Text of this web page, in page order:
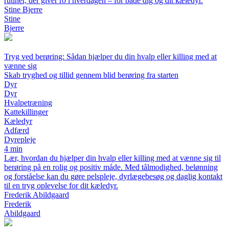
Stine Bjerre
Stine
Bjerre
Tryg ved berøring: Sådan hjælper du din hvalp eller killing med at
vænne sig
Skab tryghed og tillid gennem blid berøring fra starten
Dyr
Dyr
Hvalpetræning
Kattekillinger
Kæledyr
Adfærd
Dyrepleje
4 min
Lær, hvordan du hjælper din hvalp eller killing med at vænne sig til
berøring på en rolig og positiv måde. Med tålmodighed, belønning
og forståelse kan du gøre pelspleje, dyrlægebesøg og daglig kontakt
til en tryg oplevelse for dit kæledyr.
Frederik Abildgaard
Frederik
Abildgaard